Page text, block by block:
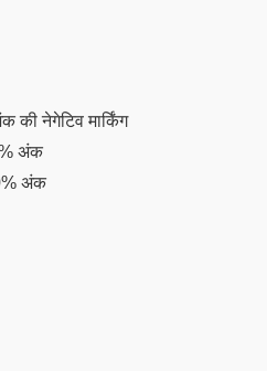
की नेगेटिव मार्किंग
अंक
अंक